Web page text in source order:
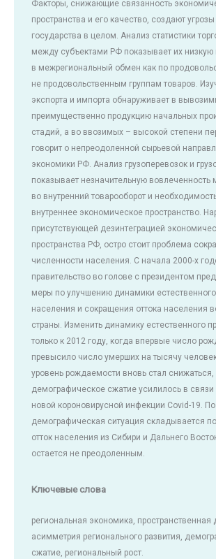
Факторы, снижающие связанность
пространства и его качество, создают
государства в целом. Анализ статистики
между субъектами РФ показывает их низкую
в межрегиональный обмен как по
не продовольственным группам товаров.
экспорта и импорта обнаруживает в
преимущественно продукцию начальных
стадий, а во ввозимых – высокой степени
говорит о непреодоленной сырьевой
экономики РФ. Анализ грузоперевозок и
показывает незначительную вовлеченность
во внутренний товарооборот и
внутреннее экономическое пространство.
присутствующей дезинтеграцией
пространства РФ, остро стоит проблема
численности населения. С начала 2000-х
правительство во голове с президентом
меры по улучшению динамики естественного
населения и сокращения оттока населения
страны. Изменить динамику естественного
только к 2012 году, когда впервые число
превысило число умерших на тысячу
уровень рождаемости вновь стал снижаться,
демографическое сжатие усилилось в
новой короновирусной инфекции Covid-19. По
демографическая ситуация складывается
отток населения из Сибири и Дальнего
остается не преодоленным.
Ключевые слова
региональная экономика, пространственная
асимметрия регионального развития,
сжатие, региональный рост.